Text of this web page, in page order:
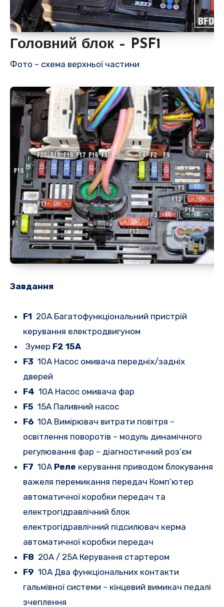
Головний блок – PSF1
Фото – схема верхньої частини
Завдання
F1 20A Багатофункціональний пристрій
керування електродвигуном
Зумер F2 15A
F3 10A Насос омивача передніх/задніх
дверей
F4 10A Насос омивача фар
F5 15A Паливний насос
F610A Вимірювач витрати повітря –
освітлення поворотів – модуль динамічного
регулювання фар – діагностичний роз’єм
F7 10A Реле керування приводом блокування
важеля перемикання передач Комп’ютер
автоматичної коробки передач та
електрогідравлічний блок
електрогідравлічний підсилювач керма
автоматичної коробки передач
F8 20A / 25A Керування стартером
F9 10A Два функціональних контакти
гальмівної системи – кінцевий вимикач педалі
зчеплення